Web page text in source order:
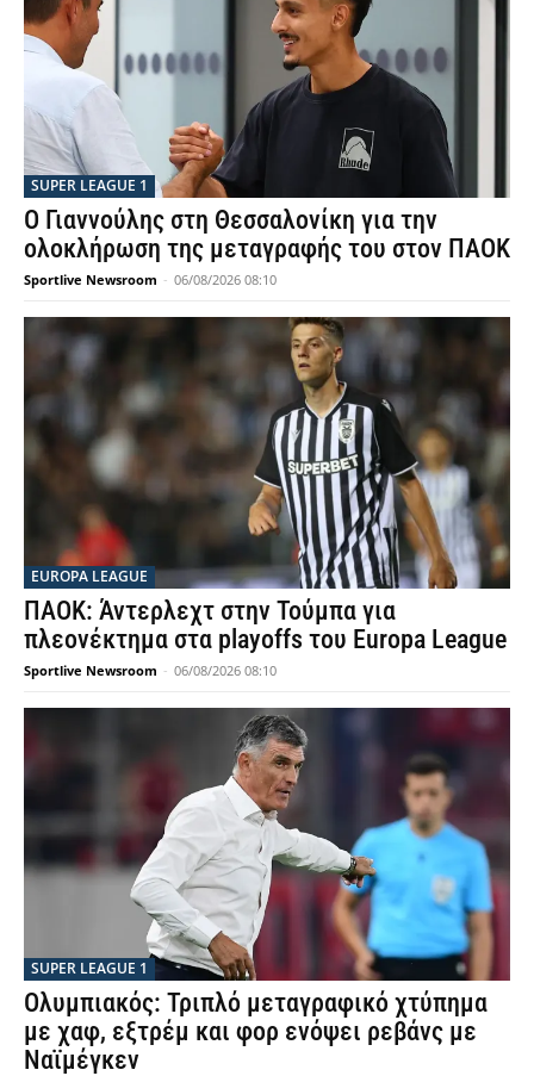
SUPER LEAGUE 1
Ο Γιαννούλης στη Θεσσαλονίκη για την
ολοκλήρωση της μεταγραφής του στον ΠΑΟΚ
Sportlive Newsroom - 06/08/2026 08:10
EUROPA LEAGUE
ΠΑΟΚ: Άντερλεχτ στην Τούμπα για
πλεονέκτημα στα playoffs του Europa League
Sportlive Newsroom - 06/08/2026 08:10
SUPER LEAGUE 1
Ολυμπιακός: Τριπλό μεταγραφικό χτύπημα
με χαφ, εξτρέμ και φορ ενόψει ρεβάνς με
Ναϊμέγκεν